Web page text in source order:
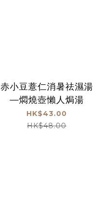
赤小豆薏仁消暑祛濕湯
—燜燒壺懶人焗湯
HK$43.00
HK$48.00